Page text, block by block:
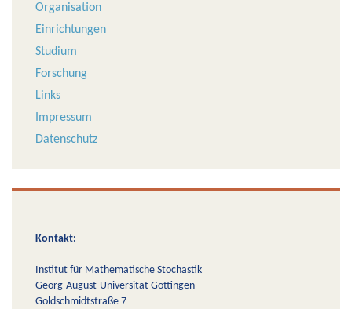
Organisation
Einrichtungen
Studium
Forschung
Links
Impressum
Datenschutz
Kontakt:
Institut für Mathematische Stochastik
Georg-August-Universität Göttingen
Goldschmidtstraße 7